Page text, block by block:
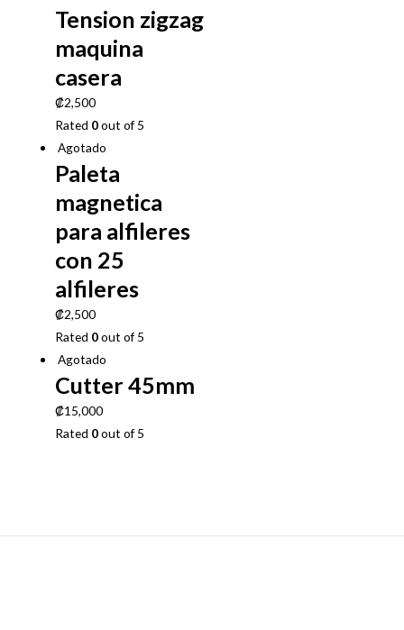
Tension zigzag
maquina
casera
₡2,500
Rated 0out of 5
Agotado
Paleta
magnetica
para alfileres
con 25
alfileres
₡2,500
Rated 0out of 5
Agotado
Cutter 45mm
₡15,000
Rated 0out of 5